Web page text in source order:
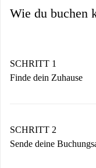
Wie du buchen
SCHRITT 1
Finde dein Zuhause
Du erhältst alle
SCHRITT 2
Sende deine